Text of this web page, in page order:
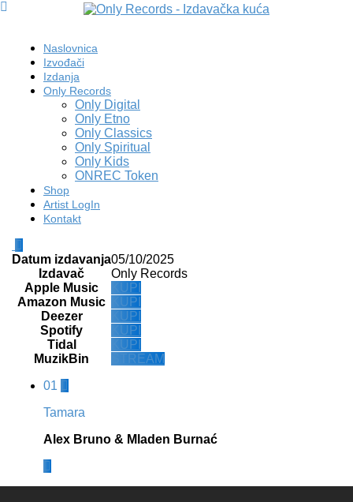
Naslovnica
Izvođači
Izdanja
Only Records
Only Digital
Only Etno
Only Classics
Only Spiritual
Only Kids
ONREC Token
Shop
Artist LogIn
Kontakt
Datum izdavanja05/10/2025
Izdavač
Only Records
Apple Music
KUPI
Amazon Music
KUPI
Deezer
KUPI
Spotify
KUPI
Tidal
KUPI
MuzikBin
STREAM
01
Tamara
Alex Bruno & Mladen Burnać